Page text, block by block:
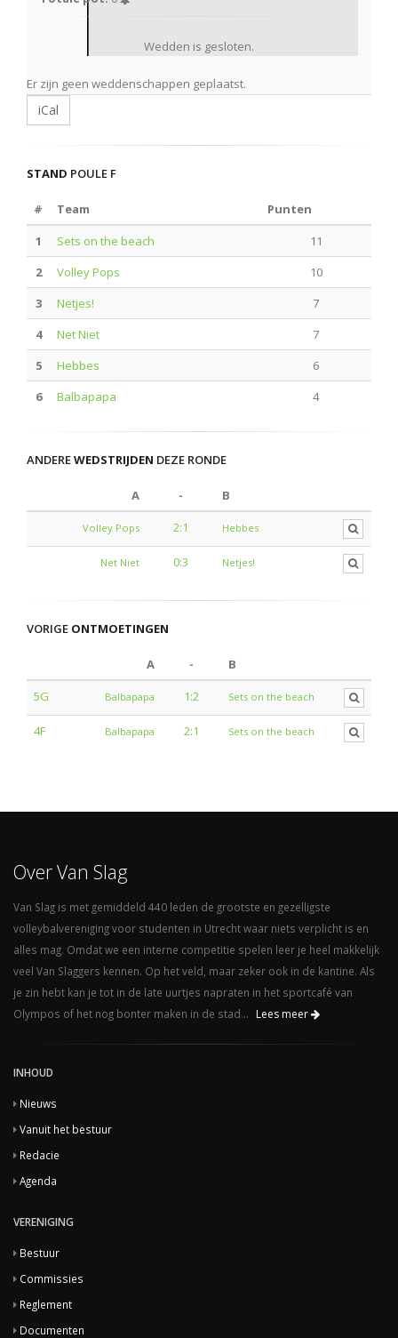
Wedden is gesloten.
Er zijn geen weddenschappen geplaatst.
iCal
STAND POULE F
# Team
Punten
1
Sets on the beach
11
2
Volley Pops
10
3
Netjes!
7
4
Net Niet
7
5
Hebbes
6
6
Balbapapa 4
ANDEREWEDSTRIJDEN DEZE RONDE
A - B
Volley Pops 2:1 Hebbes
Net Niet 0:3 Netjes!
VORIGE ONTMOETINGEN
A -
B
5G
Balbapapa 1:2 Sets on the beach
4F Balbapapa 2:1 Sets on the beach
Over Van Slag
Van Slag is met gemiddeld 440 leden de grootste en gezelligste
volleybalvereniging voor studenten in Utrecht waar niets verplicht is en
alles mag. Omdat we een interne competitie spelen leer je heel makkelijk
veel Van Slaggers kennen. Op het veld, maar zeker ook in de kantine. Als
je zin hebt kan je tot in de late uurtjes napraten in het sportcafé van
Olympos of het nog bonter maken in de stad...
Lees meer
INHOUD
Nieuws
Vanuit het bestuur
Redacie
Agenda
VERENIGING
Bestuur
Commissies
Reglement
Documenten